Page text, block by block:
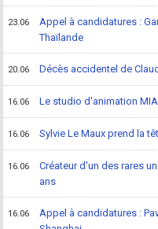
23.06
Appel à candidatures :
Thaïlande
20.06 Décès accidentel de
16.06 Le studio d'animation
16.06 Sylvie Le Maux prend la
16.06
Créateur d'un des rares
ans
16.06
Appel à candidatures :